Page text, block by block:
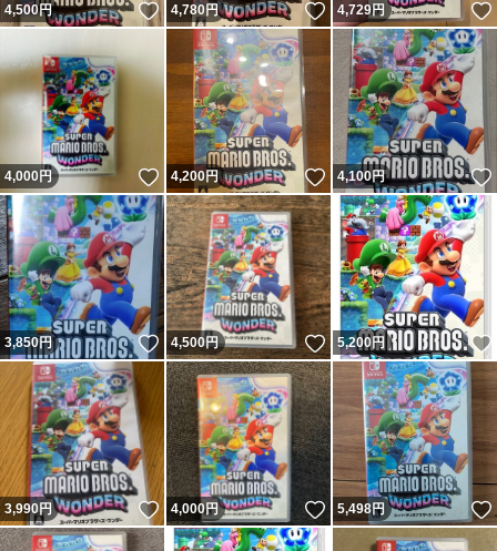
4,500円 いいね！
4,780円 いいね！
4,729円
4,000円 いいね！
4,200円 いいね！
4,100円
3,850円 いいね！
4,500円 いいね！
5,200 円
3,990円 いいね！
4,000円 いいね！
5,498円